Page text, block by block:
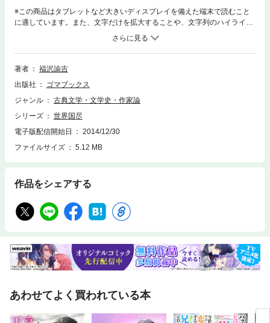
※この商品はタブレットなど大きいディスプレイを備えた端末で読むこと
に適しています。また、文字だけを拡大することや、文字列のハイライ
ト、検索、辞書の参照、引用などの機能が使用できません。慶應義塾大学
を創設し、思想家、教育者として維新期の日本人の思想に多大な影響を与
えた福沢諭吉。「世界国尽」は福沢がビギナー向けに世界の地理や歴地を
著した書である。本書は明治２年に出版された本の電子書籍版。
著者
福沢諭吉
出版社
ゴマブックス
ジャンル
古典文学・文学史・作家論
シリーズ
世界国尽
電子版配信開始日
2014/12/30
ファイルサイズ
5.12 MB
作品をシェアする
あわせてよく買われている本